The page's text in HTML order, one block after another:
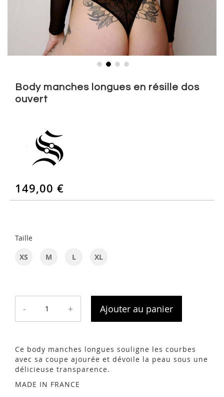
the
beginning
gallery
Body manches longues en résille dos
ouvert
149,00 €
Taille
XS
M L XL
- + Ajouter au panier
Ce body manches longues souligne les courbes
avec sa coupe ajourée et dévoile la peau sous une
délicieuse transparence.
MADE IN FRANCE